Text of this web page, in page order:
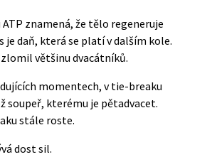
znamená, že tělo regeneruje
daň, která se platí v dalším kole.
většinu dvacátníků.
momentech, v tie-breaku
soupeř, kterému je pětadvacet.
stále roste.
dost sil.